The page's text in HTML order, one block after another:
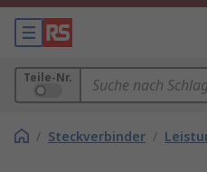
Teile-Nr.
/ Steckverbinder /